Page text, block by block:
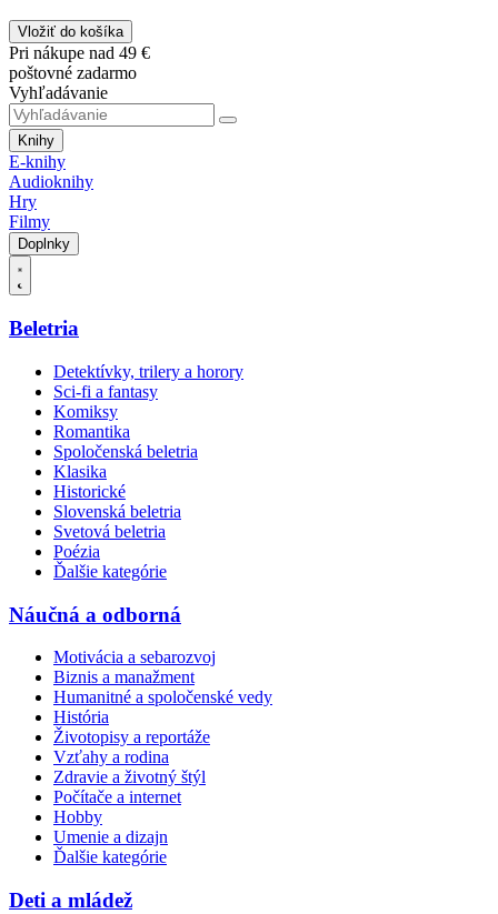
Vložiť do košíka
Pri nákupe nad 49 €
poštovné zadarmo
Vyhľadávanie
Knihy
E-knihy
Audioknihy
Hry
Filmy
Doplnky
Beletria
Detektívky, trilery a horory
Sci-fi a fantasy
Komiksy
Romantika
Spoločenská beletria
Klasika
Historické
Slovenská beletria
Svetová beletria
Poézia
Ďalšie kategórie
Náučná a odborná
Motivácia a sebarozvoj
Biznis a manažment
Humanitné a spoločenské vedy
História
Životopisy a reportáže
Vzťahy a rodina
Zdravie a životný štýl
Počítače a internet
Hobby
Umenie a dizajn
Ďalšie kategórie
Deti a mládež